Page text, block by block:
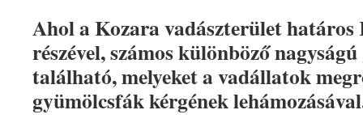
Ahol a Kozara vadászterület határos
részével, számos különböző
található, melyeket a vadállatok
gyümölcsfák kérgének